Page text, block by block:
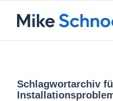
Schlagwortarchiv